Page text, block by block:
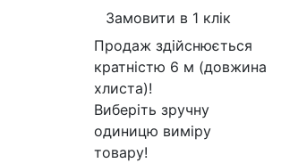
Замовити в 1 клік
Продаж здійснюється
кратністю 6 м (довжина
хлиста)!
Виберіть зручну
одиницю виміру
товару!